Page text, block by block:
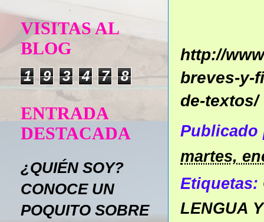
http://
breves-y-
de-textos/
martes,
Etiquetas:
LENGUA
VISITAS AL
BLOG
1 9 3 4 7 8
ENTRADA
DESTACADA
¿QUIÉN SOY?
CONOCE UN
POQUITO SOBRE